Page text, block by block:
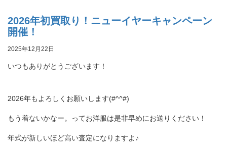
2026年初買取り！ニューイヤーキャンペーン
開催！
2025年12月22日
いつもありがとうございます！
2026年もよろしくお願いします(#^^#)
もう着ないかなー。ってお洋服は是非早めにお送りください！
年式が新しいほど高い査定になりますよ♪